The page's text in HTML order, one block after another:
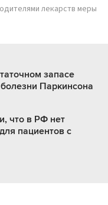
лекарств меры
запасе
Паркинсона
что в РФ нет
пациентов с